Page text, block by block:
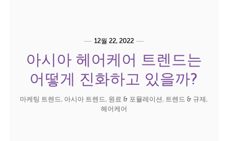
12월 22, 2022
아시아 헤어케어 트렌드는
어떻게 진화하고 있을까?
마케팅 트렌드 , 아시아 트렌드 , 원료 & 포뮬레이션 , 트렌드 & 규제 ,
헤어케어